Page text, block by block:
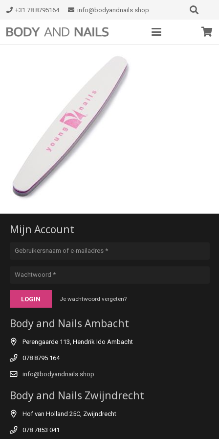
+31 78 8795164 info@bodyandnails.shop
Mijn Account
LOGIN Je wachtwoord vergeten?
Body and Nails Ambacht
Perengaarde 113, Hendrik Ido Ambacht
078 8795 164
info@bodyandnails.shop
Body and Nails Zwijndrecht
Hof van Holland 25C, Zwijndrecht
078 7853 041